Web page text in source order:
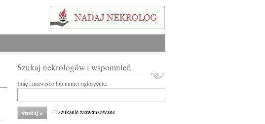
Szukaj nekrologów i wspomnień
Imię i nazwisko lub numer ogłoszenia:
+ szukanie zaawansowane